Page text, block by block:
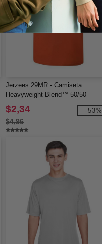
Jerzees 29MR - Camiseta
Heavyweight Blend™ 50/50
$2,34
$4,96
-53%